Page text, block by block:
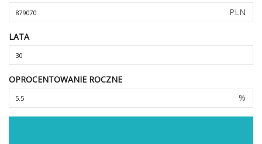
PLN
LATA
OPROCENTOWANIE ROCZNE
%